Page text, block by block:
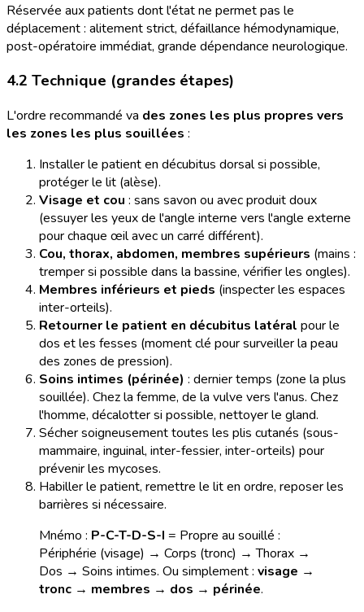
Réservée aux patients dont l'état ne permet pas le
déplacement : alitement strict, défaillance hémodynamique,
post-opératoire immédiat, grande dépendance neurologique.
4.2 Technique (grandes étapes)
L'ordre recommandé va des zones les plus propres vers
les zones les plus souillées :
Installer le patient en décubitus dorsal si possible,
protéger le lit (alèse).
Visage et cou : sans savon ou avec produit doux
(essuyer les yeux de l'angle interne vers l'angle externe
pour chaque œil avec un carré différent).
Cou, thorax, abdomen, membres supérieurs (mains :
tremper si possible dans la bassine, vérifier les ongles).
Membres inférieurs et pieds (inspecter les espaces
inter-orteils).
Retourner le patient en décubitus latéral pour le
dos et les fesses (moment clé pour surveiller la peau
des zones de pression).
Soins intimes (périnée) : dernier temps (zone la plus
souillée). Chez la femme, de la vulve vers l'anus. Chez
l'homme, décalotter si possible, nettoyer le gland.
Sécher soigneusement toutes les plis cutanés (sous-
mammaire, inguinal, inter-fessier, inter-orteils) pour
prévenir les mycoses.
Habiller le patient, remettre le lit en ordre, reposer les
barrières si nécessaire.
Mnémo : P-C-T-D-S-I = Propre au souillé :
Périphérie (visage) → Corps (tronc) → Thorax →
Dos → Soins intimes. Ou simplement : visage →
tronc → membres → dos → périnée.